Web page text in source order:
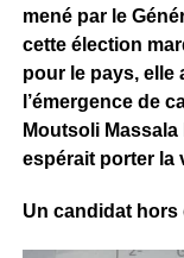
mené par le
cette élection
pour le pays, elle
l’émergence de
Moutsoli
espérait porter la
Un candidat